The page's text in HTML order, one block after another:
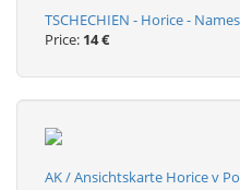
TSCHECHIEN - Horice -
Price: 14 €
AK / Ansichtskarte Horice v